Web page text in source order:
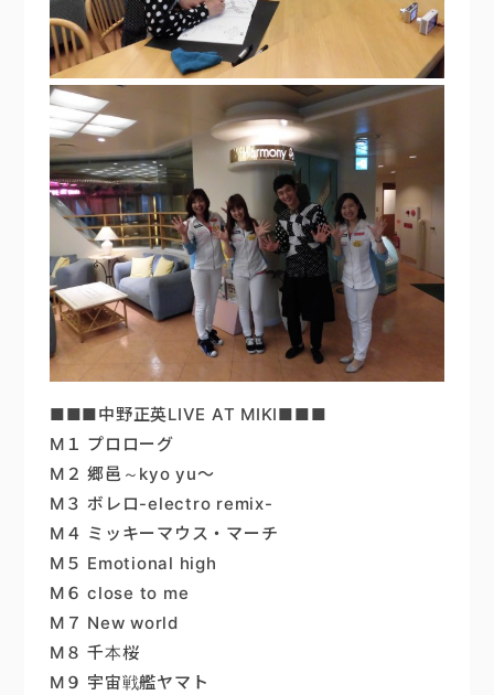
■■■中野正英LIVE AT MIKI■■■
M１ プロローグ
M２ 郷邑～kyo yu～
M３ ボレロ-electro remix-
M４ ミッキーマウス・マーチ
M５ Emotional high
M６ close to me
M７ New world
M８ 千本桜
M９ 宇宙戦艦ヤマト